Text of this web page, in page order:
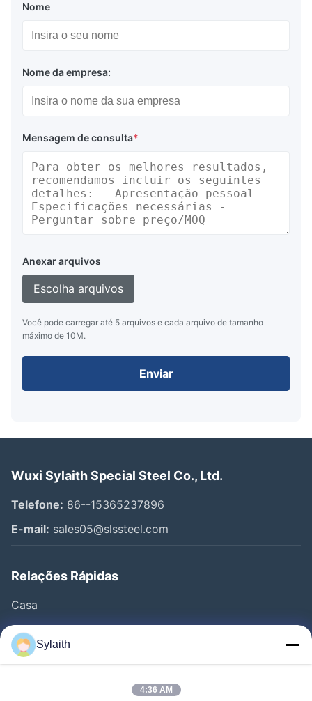
Nome
Nome da empresa:
Mensagem de consulta*
Anexar arquivos
Escolha arquivos
Você pode carregar até 5 arquivos e cada arquivo de tamanho
máximo de 10M.
Enviar
Wuxi Sylaith Special Steel Co., Ltd.
Telefone: 86--15365237896
E-mail: sales05@slssteel.com
Relações Rápidas
Casa
Produtos
Vídeos
Sylaith
4:36 AM